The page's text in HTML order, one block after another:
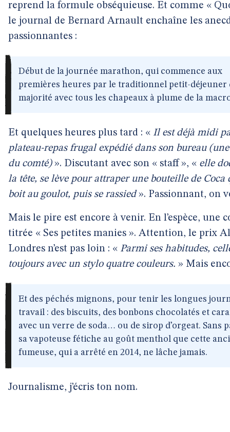
reprend la formule obséquieuse. Et comme «
le journal de Bernard Arnault enchaîne les
passionnantes :
Début de la journée marathon, qui commence aux
premières heures par le traditionnel petit-déjeuner
majorité avec tous les chapeaux à plume de la
Et quelques heures plus tard : « Il est déjà midi
plateau-repas frugal expédié dans son bureau
du comté)». Discutant avec son « staff », « elle
la tête, se lève pour attraper une bouteille de Coca
boit au goulot, puis se rassied». Passionnant, on
Mais le pire est encore à venir. En l’espèce, une
titrée « Ses petites manies ». Attention, le prix
Londres n’est pas loin : « Parmi ses habitudes,
toujours avec un stylo quatre couleurs. » Mais
Et des péchés mignons, pour tenir les longues
travail : des biscuits, des bonbons chocolatés et
avec un verre de soda… ou de sirop d’orgeat. Sans
sa vapoteuse fétiche au goût menthol que cette
fumeuse, qui a arrêté en 2014, ne lâche jamais.
Journalisme, j’écris ton nom.